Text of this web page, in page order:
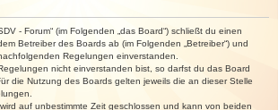
- Forum“ (im Folgenden „das Board“) schließt du einen
Betreiber des Boards ab (im Folgenden „Betreiber“) und
Regelungen einverstanden.
nicht einverstanden bist, so darfst du das Board
die Nutzung des Boards gelten jeweils die an dieser Stelle
auf unbestimmte Zeit geschlossen und kann von beiden